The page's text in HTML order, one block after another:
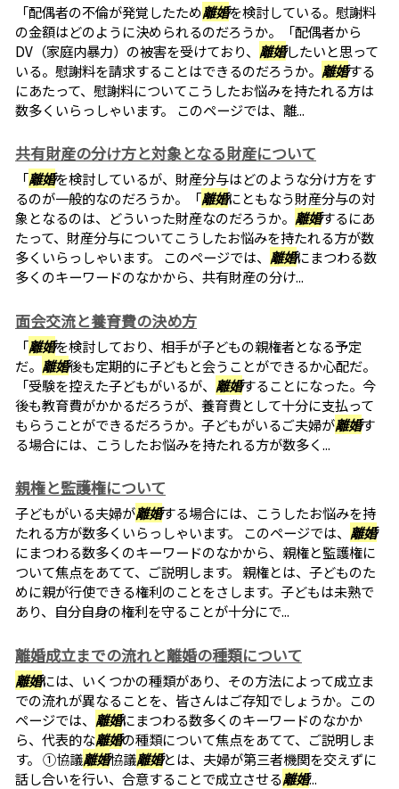
「配偶者の不倫が発覚したため離婚を検討している。慰謝料
の金額はどのように決められるのだろうか。「配偶者から
DV（家庭内暴力）の被害を受けており、 離婚したいと思って
いる。慰謝料を請求することはできるのだろうか。 離婚する
にあたって、慰謝料についてこうしたお悩みを持たれる方は
数多くいらっしゃいます。 このページでは、離...
共有財産の分け方と対象となる財産について
「離婚を検討しているが、財産分与はどのような分け方をす
るのが一般的なのだろうか。「離婚にともなう財産分与の対
象となるのは、どういった財産なのだろうか。 離婚するにあ
たって、財産分与についてこうしたお悩みを持たれる方が数
多くいらっしゃいます。 このページでは、 離婚にまつわる数
多くのキーワードのなかから、共有財産の分け...
面会交流と養育費の決め方
「離婚を検討しており、相手が子どもの親権者となる予定
だ。 離婚後も定期的に子どもと会うことができるか心配だ。
「受験を控えた子どもがいるが、 離婚することになった。今
後も教育費がかかるだろうが、養育費として十分に支払って
もらうことができるだろうか。子どもがいるご夫婦が離婚す
る場合には、こうしたお悩みを持たれる方が数多く...
親権と監護権について
子どもがいる夫婦が離婚する場合には、こうしたお悩みを持
たれる方が数多くいらっしゃいます。 このページでは、 離婚
にまつわる数多くのキーワードのなかから、親権と監護権に
ついて焦点をあてて、ご説明します。 親権とは、子どものた
めに親が行使できる権利のことをさします。子どもは未熟で
あり、自分自身の権利を守ることが十分にで...
離婚成立までの流れと離婚の種類について
離婚には、いくつかの種類があり、その方法によって成立ま
での流れが異なることを、皆さんはご存知でしょうか。この
ページでは、 離婚にまつわる数多くのキーワードのなかか
ら、代表的な離婚の種類について焦点をあてて、ご説明しま
す。 ①協議離婚協議離婚とは、夫婦が第三者機関を交えずに
話し合いを行い、合意することで成立させる離婚...